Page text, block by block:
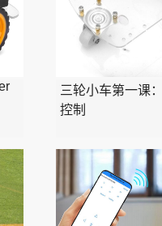
三轮小车第一课
控制